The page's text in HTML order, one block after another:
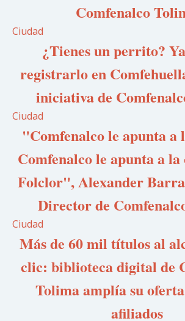
Comfenalco
Ciudad
¿Tienes un perrito?
registrarlo en
iniciativa de
Ciudad
"Comfenalco le apunta a
Comfenalco le apunta a
Folclor", Alexander
Director de
Ciudad
Más de 60 mil títulos al
clic: biblioteca digital de
Tolima amplía su
afiliados